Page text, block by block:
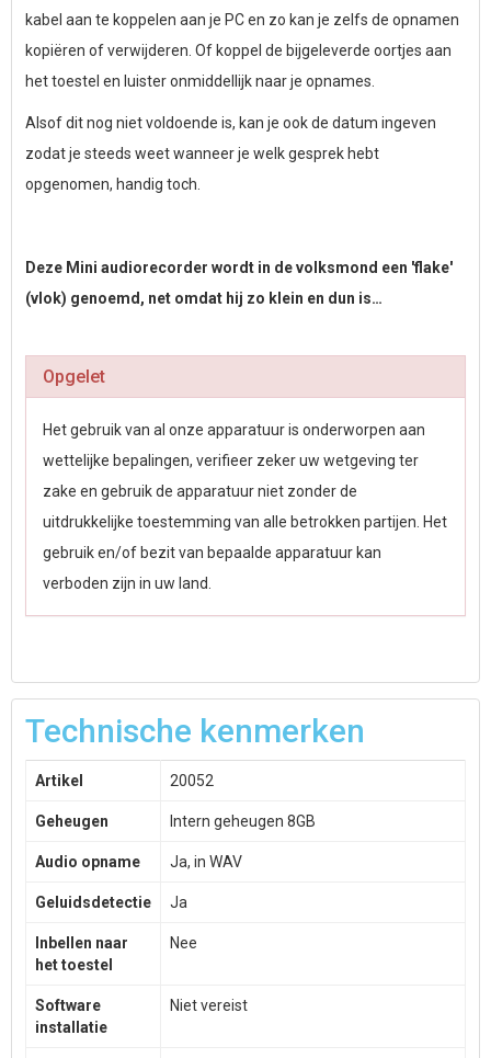
kabel aan te koppelen aan je PC en zo kan je zelfs de opnamen
kopiëren of verwijderen. Of koppel de bijgeleverde oortjes aan
het toestel en luister onmiddellijk naar je opnames.
Alsof dit nog niet voldoende is, kan je ook de datum ingeven
zodat je steeds weet wanneer je welk gesprek hebt
opgenomen, handig toch.
Deze Mini audiorecorder wordt in de volksmond een 'flake'
(vlok) genoemd, net omdat hij zo klein en dun is…
Opgelet
Het gebruik van al onze apparatuur is onderworpen aan
wettelijke bepalingen, verifieer zeker uw wetgeving ter
zake en gebruik de apparatuur niet zonder de
uitdrukkelijke toestemming van alle betrokken partijen. Het
gebruik en/of bezit van bepaalde apparatuur kan
verboden zijn in uw land.
Technische kenmerken
Artikel 20052
Geheugen Intern geheugen 8GB
Audio opname Ja, in WAV
Geluidsdetectie Ja
Inbellen naar
het toestel
Nee
Software
installatie
Niet vereist